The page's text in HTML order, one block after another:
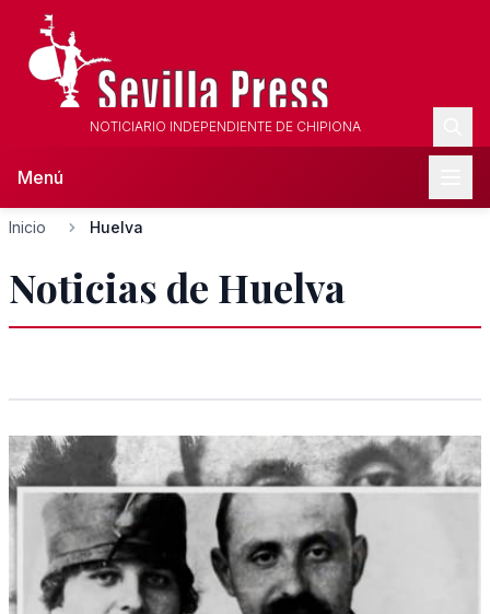
NOTICIARIO INDEPENDIENTE DE CHIPIONA
Menú
Inicio Huelva
Noticias de Huelva